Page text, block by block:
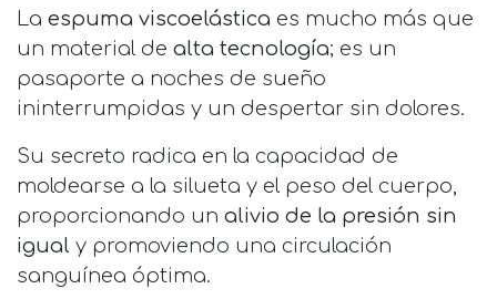
La espuma viscoelástica es mucho más que
un material de alta tecnología; es un
pasaporte a noches de sueño
ininterrumpidas y un despertar sin dolores.
Su secreto radica en la capacidad de
moldearse a la silueta y el peso del cuerpo,
proporcionando un alivio de la presión sin
igual y promoviendo una circulación
sanguínea óptima.